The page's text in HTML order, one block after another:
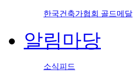
한국건축가협회 골드메달
알림마당
소식피드